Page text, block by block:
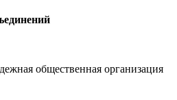
общественная организация